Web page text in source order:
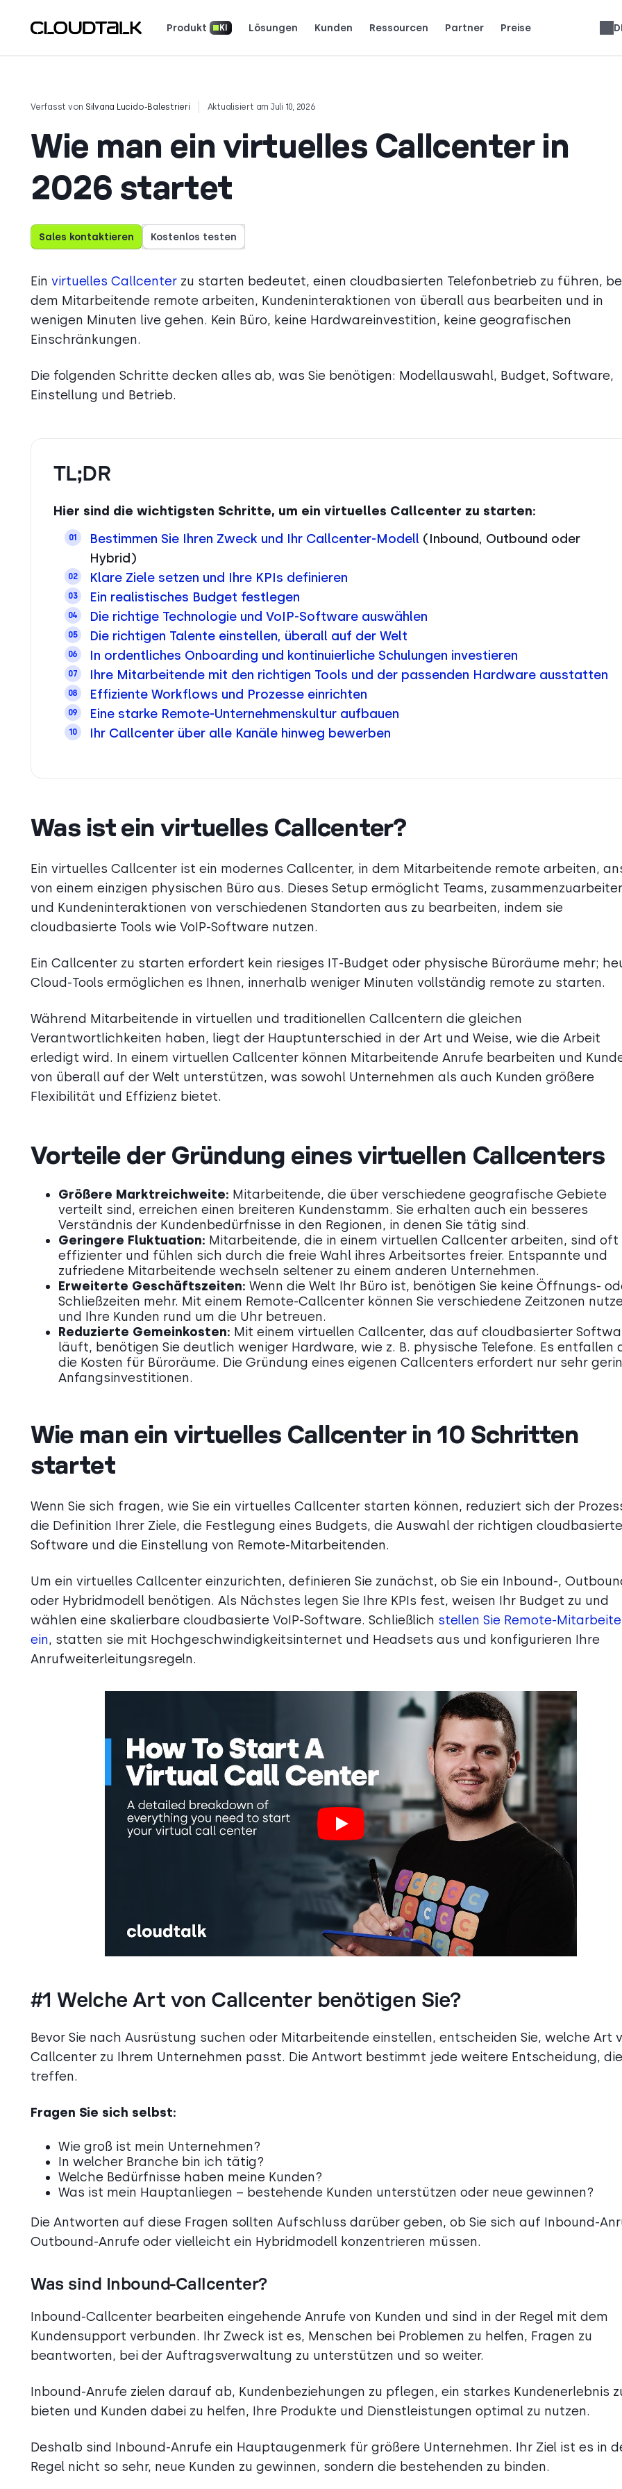
Produkt KI Lösungen Kunden Ressourcen Partner Preise
Verfasst von Silvana Lucido-Balestrieri Aktualisiert am Juli 10, 2026
Wie man ein virtuelles Callcenter in
2026 startet
Sales kontaktieren Kostenlos testen
Ein virtuelles Callcenter zu starten bedeutet, einen cloudbasierten Telefonbetrieb zu führen,
dem Mitarbeitende remote arbeiten, Kundeninteraktionen von überall aus bearbeiten und in
wenigen Minuten live gehen. Kein Büro, keine Hardwareinvestition, keine geografischen
Einschränkungen.
Die folgenden Schritte decken alles ab, was Sie benötigen: Modellauswahl, Budget, Software,
Einstellung und Betrieb.
TL;DR
Hier sind die wichtigsten Schritte, um ein virtuelles Callcenter zu starten:
01 Bestimmen Sie Ihren Zweck und Ihr Callcenter-Modell (Inbound, Outbound oder
Hybrid)
02 Klare Ziele setzen und Ihre KPIs definieren
03 Ein realistisches Budget festlegen
04 Die richtige Technologie und VoIP-Software auswählen
05 Die richtigen Talente einstellen, überall auf der Welt
06 In ordentliches Onboarding und kontinuierliche Schulungen investieren
07 Ihre Mitarbeitende mit den richtigen Tools und der passenden Hardware ausstatten
08 Effiziente Workflows und Prozesse einrichten
09 Eine starke Remote-Unternehmenskultur aufbauen
10 Ihr Callcenter über alle Kanäle hinweg bewerben
Was ist ein virtuelles Callcenter?
Ein virtuelles Callcenter ist ein modernes Callcenter, in dem Mitarbeitende remote arbeiten,
von einem einzigen physischen Büro aus. Dieses Setup ermöglicht Teams,
und Kundeninteraktionen von verschiedenen Standorten aus zu bearbeiten, indem sie
cloudbasierte Tools wie VoIP-Software nutzen.
Ein Callcenter zu starten erfordert kein riesiges IT-Budget oder physische Büroräume mehr;
Cloud-Tools ermöglichen es Ihnen, innerhalb weniger Minuten vollständig remote zu starten.
Während Mitarbeitende in virtuellen und traditionellen Callcentern die gleichen
Verantwortlichkeiten haben, liegt der Hauptunterschied in der Art und Weise, wie die Arbeit
erledigt wird. In einem virtuellen Callcenter können Mitarbeitende Anrufe bearbeiten und
von überall auf der Welt unterstützen, was sowohl Unternehmen als auch Kunden größere
Flexibilität und Effizienz bietet.
Vorteile der Gründung eines virtuellen Callcenters
Größere Marktreichweite: Mitarbeitende, die über verschiedene geografische Gebiete
verteilt sind, erreichen einen breiteren Kundenstamm. Sie erhalten auch ein besseres
Verständnis der Kundenbedürfnisse in den Regionen, in denen Sie tätig sind.
Geringere Fluktuation: Mitarbeitende, die in einem virtuellen Callcenter arbeiten, sind oft
effizienter und fühlen sich durch die freie Wahl ihres Arbeitsortes freier. Entspannte und
zufriedene Mitarbeitende wechseln seltener zu einem anderen Unternehmen.
Erweiterte Geschäftszeiten: Wenn die Welt Ihr Büro ist, benötigen Sie keine Öffnungs-
Schließzeiten mehr. Mit einem Remote-Callcenter können Sie verschiedene Zeitzonen
und Ihre Kunden rund um die Uhr betreuen.
Reduzierte Gemeinkosten: Mit einem virtuellen Callcenter, das auf cloudbasierter
läuft, benötigen Sie deutlich weniger Hardware, wie z. B. physische Telefone. Es entfallen
die Kosten für Büroräume. Die Gründung eines eigenen Callcenters erfordert nur sehr
Anfangsinvestitionen.
Wie man ein virtuelles Callcenter in 10 Schritten
startet
Wenn Sie sich fragen, wie Sie ein virtuelles Callcenter starten können, reduziert sich der
die Definition Ihrer Ziele, die Festlegung eines Budgets, die Auswahl der richtigen
Software und die Einstellung von Remote-Mitarbeitenden.
Um ein virtuelles Callcenter einzurichten, definieren Sie zunächst, ob Sie ein Inbound-,
oder Hybridmodell benötigen. Als Nächstes legen Sie Ihre KPIs fest, weisen Ihr Budget zu und
wählen eine skalierbare cloudbasierte VoIP-Software. Schließlich stellen Sie Remote-
ein, statten sie mit Hochgeschwindigkeitsinternet und Headsets aus und konfigurieren Ihre
Anrufweiterleitungsregeln.
#1 Welche Art von Callcenter benötigen Sie?
Bevor Sie nach Ausrüstung suchen oder Mitarbeitende einstellen, entscheiden Sie, welche Art
Callcenter zu Ihrem Unternehmen passt. Die Antwort bestimmt jede weitere Entscheidung, die
treffen.
Fragen Sie sich selbst:
Wie groß ist mein Unternehmen?
In welcher Branche bin ich tätig?
Welche Bedürfnisse haben meine Kunden?
Was ist mein Hauptanliegen – bestehende Kunden unterstützen oder neue gewinnen?
Die Antworten auf diese Fragen sollten Aufschluss darüber geben, ob Sie sich auf Inbound-
Outbound-Anrufe oder vielleicht ein Hybridmodell konzentrieren müssen.
Was sind Inbound-Callcenter?
Inbound-Callcenter bearbeiten eingehende Anrufe von Kunden und sind in der Regel mit dem
Kundensupport verbunden. Ihr Zweck ist es, Menschen bei Problemen zu helfen, Fragen zu
beantworten, bei der Auftragsverwaltung zu unterstützen und so weiter.
Inbound-Anrufe zielen darauf ab, Kundenbeziehungen zu pflegen, ein starkes Kundenerlebnis
bieten und Kunden dabei zu helfen, Ihre Produkte und Dienstleistungen optimal zu nutzen.
Deshalb sind Inbound-Anrufe ein Hauptaugenmerk für größere Unternehmen. Ihr Ziel ist es in
Regel nicht so sehr, neue Kunden zu gewinnen, sondern die bestehenden zu binden.